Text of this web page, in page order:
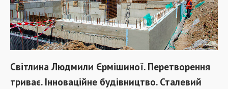
Світлина Людмили Єрмішиної. Перетворення
триває. Інноваційне будівництво. Сталевий